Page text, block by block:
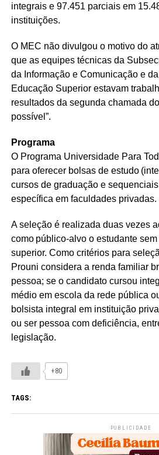
integrais e 97.451 parciais em
instituições.
O MEC não divulgou o motivo do
que as equipes técnicas da
da Informação e Comunicação e
Educação Superior estavam
resultados da segunda chamada
possível”.
Programa
O Programa Universidade Para
para oferecer bolsas de estudo
cursos de graduação e
específica em faculdades privadas.
A seleção é realizada duas vezes
como público-alvo o estudante
superior. Como critérios para
Prouni considera a renda familiar
pessoa; se o candidato cursou
médio em escola da rede pública
bolsista integral em instituição
ou ser pessoa com deficiência,
legislação.
+80
TAGS:
PUBLICIDADE